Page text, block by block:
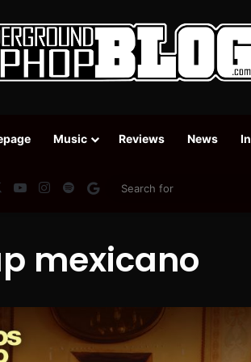
Music Reviews News
YouTubeInstagram
SpotifyGoogle News
mexicano